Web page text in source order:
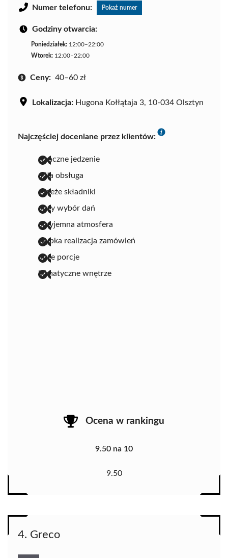
Numer telefonu: Pokaż numer
Godziny otwarcia:
Poniedziałek: 12:00–22:00
Wtorek: 12:00–22:00
Ceny: 40–60 zł
Lokalizacja: Hugona Kołłątaja 3, 10-034 Olsztyn
Najczęściej doceniane przez klientów:
smaczne jedzenie
miła obsługa
świeże składniki
duży wybór dań
przyjemna atmosfera
szybka realizacja zamówień
duże porcje
klimatyczne wnętrze
Ocena w rankingu
9.50 na 10
9.50
4. Greco